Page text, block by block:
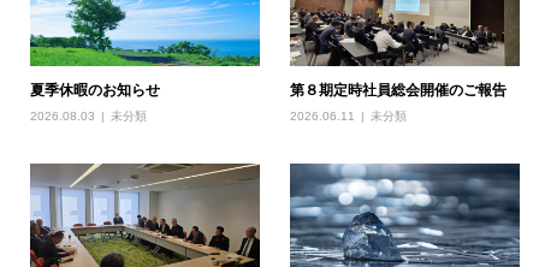
夏季休暇のお知らせ
2026.08.03 未分類
第８期定時社員総会開催のご報告
2026.06.11 未分類